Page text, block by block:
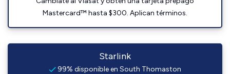
Mastercard™ hasta $300. Aplican términos.
Starlink
99% disponible en South Thomaston